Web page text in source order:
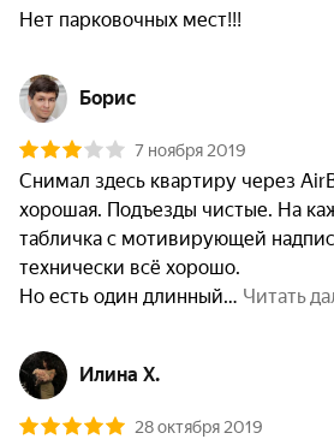
Нет парковочных мест!!!
Борис
7 ноября 2019
Снимал здесь квартиру через
хорошая. Подъезды чистые. На
табличка с мотивирующей
технически всё хорошо.
Но есть один длинный
Читать
Илина Х.
28 октября 2019